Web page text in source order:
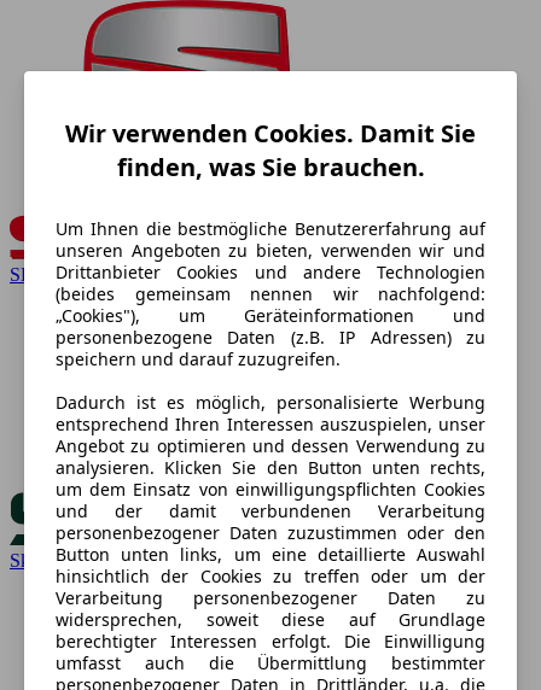
SEAT
Skoda
Wir verwenden Cookies. Damit Sie
finden, was Sie brauchen.
Um Ihnen die bestmögliche Benutzererfahrung auf
unseren Angeboten zu bieten, verwenden wir und
Drittanbieter Cookies und andere Technologien
(beides gemeinsam nennen wir nachfolgend:
„Cookies"), um Geräteinformationen und
personenbezogene Daten (z.B. IP Adressen) zu
speichern und darauf zuzugreifen.
Dadurch ist es möglich, personalisierte Werbung
entsprechend Ihren Interessen auszuspielen, unser
Angebot zu optimieren und dessen Verwendung zu
analysieren. Klicken Sie den Button unten rechts,
um dem Einsatz von einwilligungspflichten Cookies
und der damit verbundenen Verarbeitung
personenbezogener Daten zuzustimmen oder den
Button unten links, um eine detaillierte Auswahl
hinsichtlich der Cookies zu treffen oder um der
Verarbeitung personenbezogener Daten zu
widersprechen, soweit diese auf Grundlage
berechtigter Interessen erfolgt. Die Einwilligung
umfasst auch die Übermittlung bestimmter
personenbezogener Daten in Drittländer, u.a. die